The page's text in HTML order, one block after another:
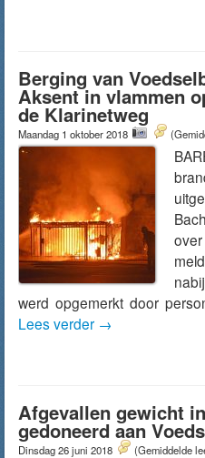
Berging van
Aksent in vlammen
de Klarinetweg
Maandag 1 oktober 2018
werd opgemerkt door
Lees verder →
Afgevallen gewicht
gedoneerd aan
Dinsdag 26 juni 2018 (Gemiddelde